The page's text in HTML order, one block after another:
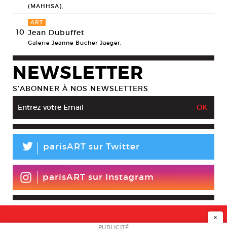
(MAHHSA),
10
ART
Jean Dubuffet
Galerie Jeanne Bucher Jaeger,
NEWSLETTER
S’ABONNER À NOS NEWSLETTERS
L parisART sur Twitter
parisART sur Instagram
NEWSLETTER
×
PUBLICITÉ